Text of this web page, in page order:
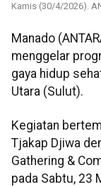
Kamis (30/4/2026).
Manado
menggelar
gaya hidup
Utara (Sulut).
Kegiatan
Tjakap Djiwa
Gathering &
pada Sabtu, 23